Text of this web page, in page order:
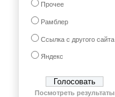
Прочее
Рамблер
Ссылка с другого сайта
Яндекс
Посмотреть результаты